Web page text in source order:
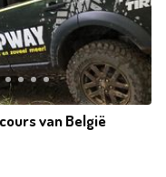
van België